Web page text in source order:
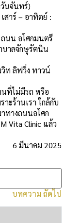
นจันทร์)
สาร์ – อาทิตย์ :
นน อโศกมนตรี
บาลจักษุรัตนิน
ท ลิฟวิ่ง ทาวน์
นที่ไม่มีรถ หรือ
าะร้านเรา ใกล้กับ
ทางถนนอโศก
Vita Clinic แล้ว
6 มีนาคม 2025
บทความ ถัดไป